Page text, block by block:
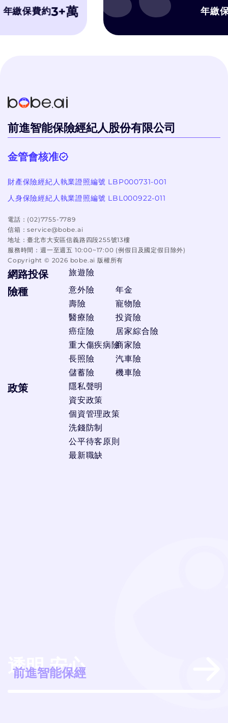
保費約3+萬
字比較, 有
年繳保費
前進智能保險經紀人股份有限公司
金管會核准
財產保險經紀人執業證照編號 LBP000731-001
人身保險經紀人執業證照編號 LBL000922-011
電話： (02)7755-7789
信箱：service@bobe.ai
地址：臺北市大安區信義路四段255號13樓
服務時間： 週一至週五 10:00~17:00 (例假日及國定假日除外)
Copyright © 2026 bobe.ai 版權所有
網路投保 旅遊險
險種
意外險
壽險
醫療險
癌症險
重大傷疾病險
長照險
儲蓄險
年金
寵物險
投資險
居家綜合險
商家險
汽車險
機車險
政策
隱私聲明
資安政策
個資管理政策
洗錢防制
公平待客原則
最新職缺
透明 安心
前進智能保經